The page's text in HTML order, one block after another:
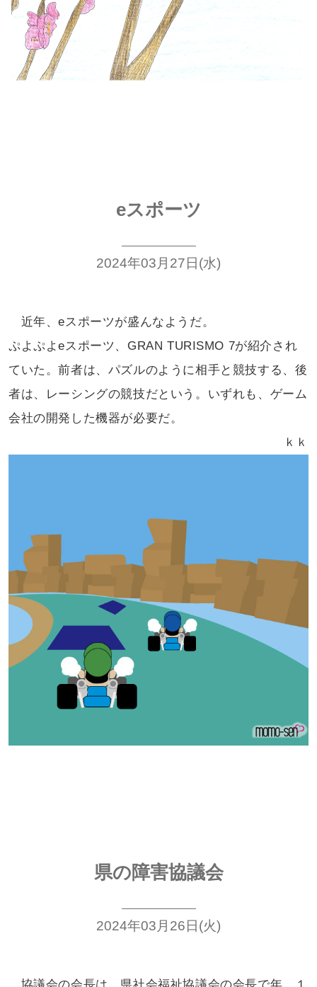
eスポーツ
2024年03月27日(水)
近年、eスポーツが盛んなようだ。
ぷよぷよeスポーツ、GRAN TURISMO 7が紹介され
ていた。前者は、パズルのように相手と競技する、後
者は、レーシングの競技だと いう。いずれも、ゲーム
会社の開発した機器が必要だ。
ｋｋ
県の障害協議会
2024年03月26日(火)